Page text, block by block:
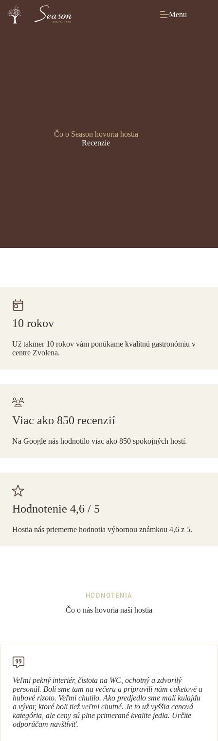
content
Menu
Čo o Season hovoria hostia
Recenzie
10 rokov
Už takmer 10 rokov vám ponúkame kvalitnú gastronómiu v
centre Zvolena.
Viac ako 850 recenzií
Na Google nás hodnotilo viac ako 850 spokojných hostí.
Hodnotenie 4,6 / 5
Hostia nás priemerne hodnotia výbornou známkou 4,6 z 5.
HODNOTENIA
Čo o nás hovoria naši hostia
Veľmi pekný interiér, čistota na WC, ochotný a zdvorilý
personál. Boli sme tam na večeru a pripravili nám cuketové a
hubové rizoto. Veľmi chutilo. Ako predjedlo sme mali kulajdu
a vývar, ktoré boli tiež veľmi chutné. Je to už vyššia cenová
kategória, ale ceny sú plne primerané kvalite jedla. Určite
odporúčam navštíviť.